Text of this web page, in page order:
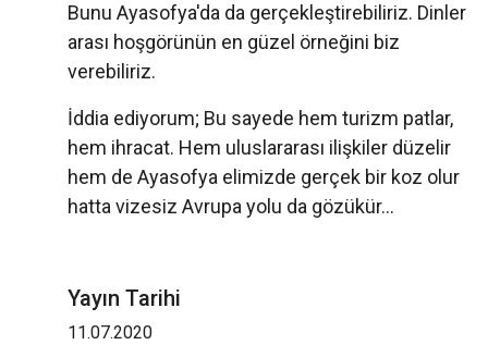
Bunu Ayasofya'da da gerçekleştirebiliriz. Dinler
arası hoşgörünün en güzel örneğini biz
verebiliriz.
İddia ediyorum; Bu sayede hem turizm patlar,
hem ihracat. Hem uluslararası ilişkiler düzelir
hem de Ayasofya elimizde gerçek bir koz olur
hatta vizesiz Avrupa yolu da gözükür…
Yayın Tarihi
11.07.2020